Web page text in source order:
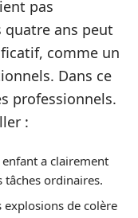
pas
quatre ans peut
comme un
Dans ce
professionnels.
:
a clairement
tâches ordinaires.
de colère